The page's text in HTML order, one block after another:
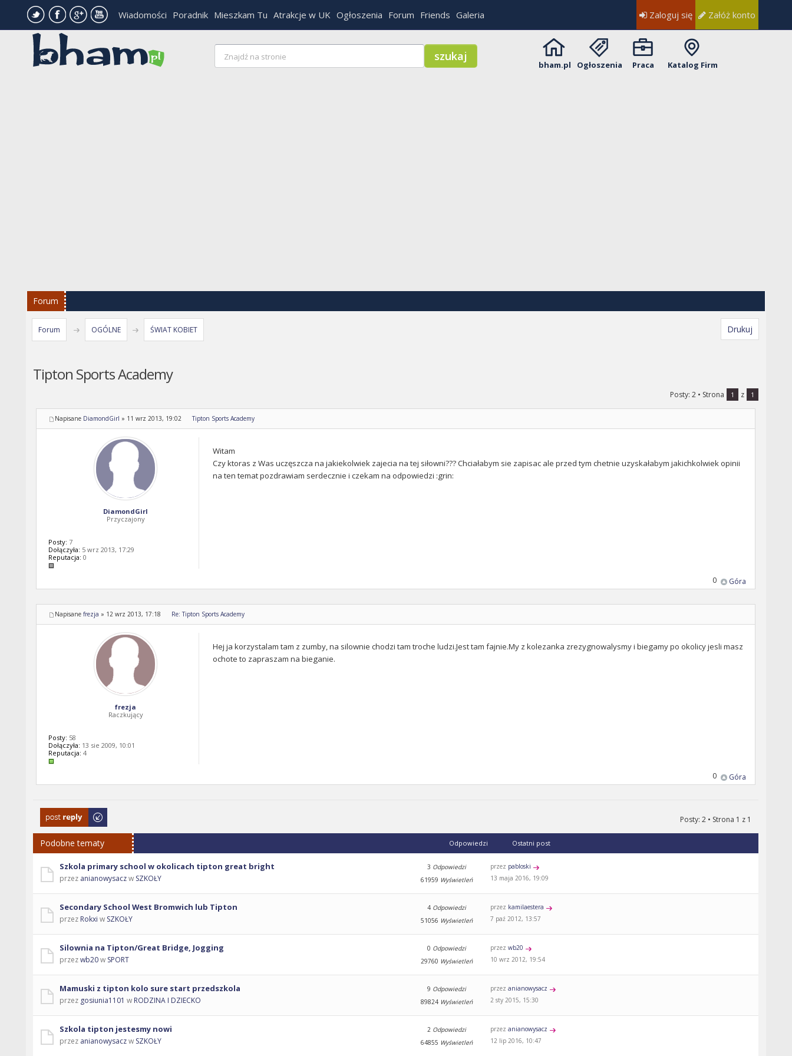
Wiadomości Poradnik Mieszkam Tu Atrakcje w UK Ogłoszenia Forum Friends Galeria Zaloguj się Załóż konto
bham.pl Ogłoszenia Praca Katalog Firm
Forum
Forum OGÓLNE ŚWIAT KOBIET Drukuj
Tipton Sports Academy
Posty: 2 • Strona 1 z 1
Napisane DiamondGirl » 11 wrz 2013, 19:02 Tipton Sports Academy
Witam
Czy ktoras z Was uczęszcza na jakiekolwiek zajecia na tej siłowni??? Chciałabym sie zapisac ale przed tym chetnie uzyskałabym jakichkolwiek opinii
na ten temat pozdrawiam serdecznie i czekam na odpowiedzi :grin:
DiamondGirl
Przyczajony
Posty: 7
Dołączyła: 5 wrz 2013, 17:29
Reputacja: 0
Góra
0
Napisane frezja » 12 wrz 2013, 17:18 Re: Tipton Sports Academy
Hej ja korzystalam tam z zumby, na silownie chodzi tam troche ludzi.Jest tam fajnie.My z kolezanka zrezygnowalysmy i biegamy po okolicy jesli masz
ochote to zapraszam na bieganie.
frezja
Raczkujący
Posty: 58
Dołączyła: 13 sie 2009, 10:01
Reputacja: 4
Góra
0
Odpowiedz
Posty: 2 • Strona 1 z 1
Podobne tematy Odpowiedzi Ostatni post
Szkola primary school w okolicach tipton great bright
przez anianowysaczw SZKOŁY
3 Odpowiedzi
61959 Wyświetleń
przez pabloski
13 maja 2016, 19:09
Secondary School West Bromwich lub Tipton
przez Rokxi w SZKOŁY
4 Odpowiedzi
51056 Wyświetleń
przez kamilaestera
7 paź 2012, 13:57
Silownia na Tipton/Great Bridge, Jogging
przezwb20w SPORT
0 Odpowiedzi
29760 Wyświetleń
przezwb20
10 wrz 2012, 19:54
Mamuski z tipton kolo sure start przedszkola
przez gosiunia1101 w RODZINA I DZIECKO
9 Odpowiedzi
89824 Wyświetleń
przezanianowysacz
2 sty 2015, 15:30
Szkola tipton jestesmy nowi
przez anianowysaczw SZKOŁY
2 Odpowiedzi
64855 Wyświetleń
przezanianowysacz
12 lip 2016, 10:47